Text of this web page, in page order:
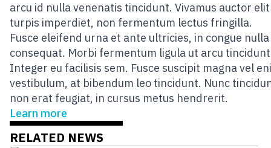
arcu id nulla venenatis tincidunt. Vivamus auctor
turpis imperdiet, non fermentum lectus fringilla.
Fusce eleifend urna et ante ultricies, in congue nulla
consequat. Morbi fermentum ligula ut arcu
Integer eu facilisis sem. Fusce suscipit magna vel
vestibulum, at bibendum leo tincidunt. Nunc
non erat feugiat, in cursus metus hendrerit.
Learn more
RELATED NEWS